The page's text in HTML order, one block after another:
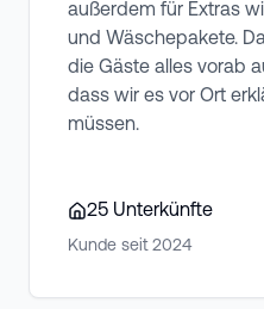
außerdem für Extras
und Wäschepakete.
die Gäste alles vorab
dass wir es vor Ort
müssen.
25 Unterkünfte
Kunde seit 2024